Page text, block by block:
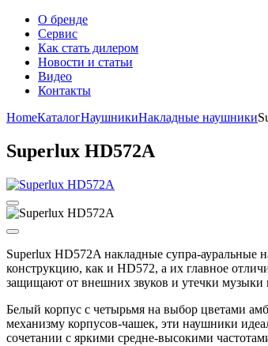
О бренде
Сервис
Как стать дилером
Новости и статьи
Видео
Контакты
HomeКаталогНаушникиНакладные наушники
Superlux HD572A
Superlux HD572A накладные супра-
конструкцию, как и HD572, а их главное
защищают от внешних звуков и утечки музыки
Белый корпус с четырьмя на выбор цветами
механизму корпусов-чашек, эти наушники
сочетании с яркими средне-высокими